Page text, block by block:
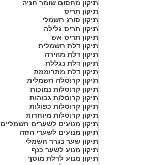
תיקון מחסום שומר חניה
תיקון תריס
תיקון סורג חשמלי
תיקון תריס גלילה
תיקון תריס אש
תיקון דלת חשמלית
תיקון דלת מהירה
תיקון דלת נגללת
תיקון דלת מתרוממת
תיקון קרוסלה חשמלית
תיקון קרוסלות נמוכות
תיקון קרוסלות גבוהות
תיקון קרוסלות כפולות
תיקון קרוסלות מיוחדות
תיקון מנועים לשערים חשמליים
תיקון מנועים לשערי הזזה
תיקון שער נגרר חשמלי
תיקון מנוע לשער כנף
תיקון מנוע לדלת מוסך